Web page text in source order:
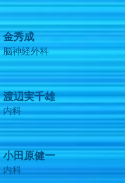
金秀成
脳神経外科
渡辺実千雄
内科
小田原健一
内科